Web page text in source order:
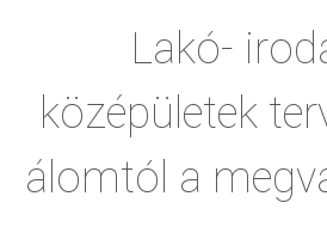
Lakó-
középületek
álomtól a